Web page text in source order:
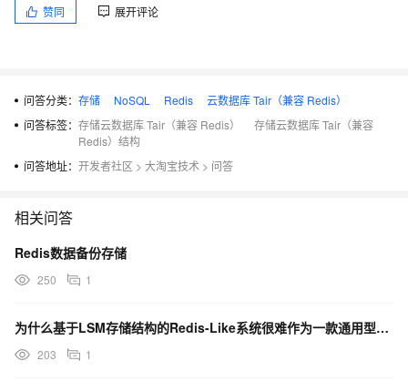
赞同 展开评论
问答分类： 存储 NoSQL Redis
云数据库 Tair（兼容 Redis）
问答标签： 存储云数据库 Tair（兼容 Redis）
存储云数据库 Tair（兼容
Redis）结构
问答地址： 开发者社区 > 大淘宝技术 > 问答
相关问答
Redis数据备份存储
250 1
为什么基于LSM存储结构的Redis-Like系统很难作为一款通用型产品？
203 1